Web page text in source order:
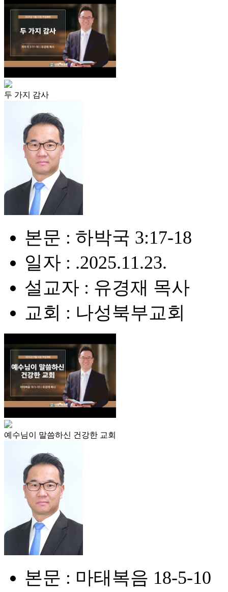
두 가지 감사
본문 : 하박국 3:17-18
일자 : .2025.11.23.
설교자 : 유경재 목사
교회 : 나성북부교회
예수님이 말씀하신 건강한 교회
본문 : 마태복음 18-5-10